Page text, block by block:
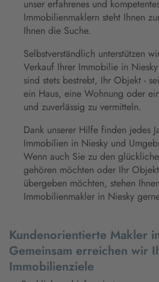
unser erfahrenes und
Immobilienmaklern steht Ihnen
Ihnen die Suche.
Selbstverständlich unterstützen
Verkauf Ihrer Immobilie in
sind stets bestrebt, Ihr Objekt -
ein Haus, eine Wohnung oder
und zuverlässig zu vermitteln.
Dank unserer Hilfe finden jedes
Immobilien in Niesky und
Wenn auch Sie zu den
gehören möchten oder Ihr
übergeben möchten, stehen
Immobilienmakler in Niesky
Kundenorientierte Makler
Gemeinsam erreichen wir
Immobilienziele